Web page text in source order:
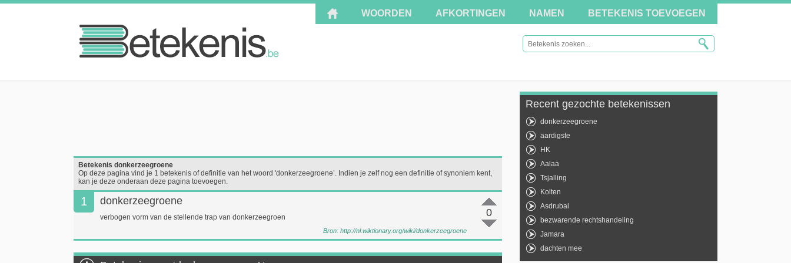
WOORDEN AFKORTINGEN NAMEN BETEKENIS TOEVOEGEN
Betekenis donkerzeegroene
Op deze pagina vind je 1 betekenis of definitie van het woord 'donkerzeegroene’. Indien je zelf nog een definitie of synoniem kent,
kan je deze onderaan deze pagina toevoegen.
1
0
donkerzeegroene
verbogen vorm van de stellende trap van donkerzeegroen
Bron: http://nl.wiktionary.org/wiki/donkerzeegroene
Recent gezochte betekenissen
donkerzeegroene
aardigste
HK
Aalaa
Tsjalling
Kolten
Asdrubal
bezwarende rechtshandeling
Jamara
dachten mee